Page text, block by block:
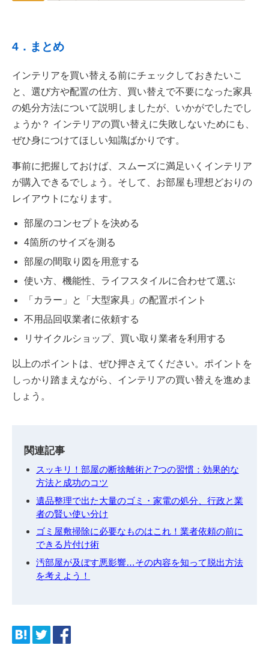
4．まとめ
インテリアを買い替える前にチェックしておきたいこ
と、選び方や配置の仕方、買い替えで不要になった家具
の処分方法について説明しましたが、いかがでしたでし
ょうか？ インテリアの買い替えに失敗しないためにも、
ぜひ身につけてほしい知識ばかりです。
事前に把握しておけば、スムーズに満足いくインテリア
が購入できるでしょう。そして、お部屋も理想どおりの
レイアウトになります。
部屋のコンセプトを決める
4箇所のサイズを測る
部屋の間取り図を用意する
使い方、機能性、ライフスタイルに合わせて選ぶ
「カラー」と「大型家具」の配置ポイント
不用品回収業者に依頼する
リサイクルショップ、買い取り業者を利用する
以上のポイントは、ぜひ押さえてください。ポイントを
しっかり踏まえながら、インテリアの買い替えを進めま
しょう。
関連記事
スッキリ！部屋の断捨離術と7つの習慣：効果的な
方法と成功のコツ
遺品整理で出た大量のゴミ・家電の処分、行政と業
者の賢い使い分け
ゴミ屋敷掃除に必要なものはこれ！業者依頼の前に
できる片付け術
汚部屋が及ぼす悪影響…その内容を知って脱出方法
を考えよう！